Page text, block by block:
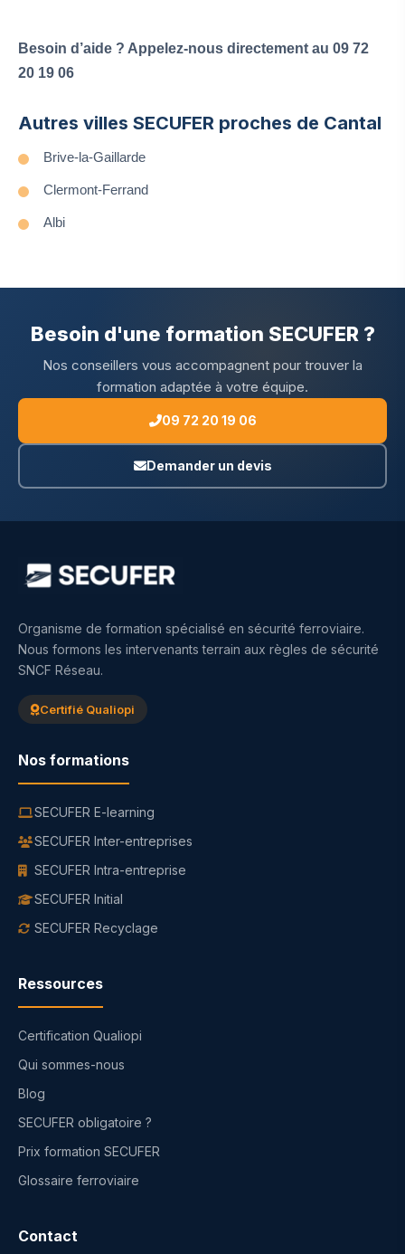
Besoin d’aide ? Appelez-nous directement au 09 72
20 19 06
Autres villes SECUFER proches de Cantal
Brive-la-Gaillarde
Clermont-Ferrand
Albi
Besoin d'une formation SECUFER ?
Nos conseillers vous accompagnent pour trouver la
formation adaptée à votre équipe.
09 72 20 19 06
Demander un devis
Organisme de formation spécialisé en sécurité ferroviaire.
Nous formons les intervenants terrain aux règles de sécurité
SNCF Réseau.
Certifié Qualiopi
Nos formations
SECUFER E-learning
SECUFER Inter-entreprises
SECUFER Intra-entreprise
SECUFER Initial
SECUFER Recyclage
Ressources
Certification Qualiopi
Qui sommes-nous
Blog
SECUFER obligatoire ?
Prix formation SECUFER
Glossaire ferroviaire
Contact